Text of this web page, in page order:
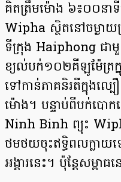
គិតត្រឹមម៉ោង ៦៖០០នាទីព្
Wipha ស្ថិតនៅចម្ងាយ
ទីក្រុង Haiphong ជា
ខ្យល់បក់១០២គីឡូម៉ែត្រ
ទៅកាន់ភាគនិរតីក្នុងល្
ម៉ោង។ បន្ទាប់ពីបក់បោក
Ninh Binh ព្យុះ
ថមថយចុះឥទ្ធិពលក្លាយ
អង្គារនេះ។ ប៉ុ​ន្តែសម្ពាធ